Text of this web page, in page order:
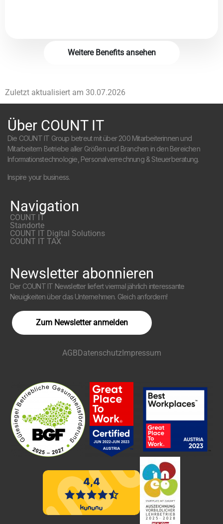
Weitere Benefits ansehen
Zuletzt aktualisiert am 30.07.2026
Über COUNT IT
Die COUNT IT Group betreut mit über 200 Mitarbeiterinnen und
Mitarbeitern Betriebe aller Größen und Branchen in den Bereichen
Informationstechnologie, Personalverrechnung & Steuerberatung.
Inspire your business.
Navigation
COUNT IT
Standorte
COUNT IT Digital Solutions
COUNT IT TAX
Newsletter abonnieren
Der COUNT IT Newsletter liefert viermal jährlich interessante
Neuigkeiten über das Unternehmen. Gleich anfordern!
Zum Newsletter anmelden
AGB DatenschutzImpressum